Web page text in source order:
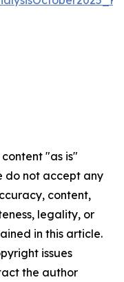
"as is"
do not accept any
content,
legality, or
in this article.
issues
the author